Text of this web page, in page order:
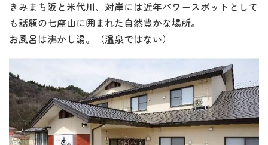
きみまち阪と米代川、対岸には近年パワースポットとして
も話題の七座山に囲まれた自然豊かな場所。
お風呂は沸かし湯。（温泉ではない）